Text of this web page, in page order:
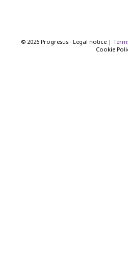
© 2026 Progresus · Legal notice |
Cookie